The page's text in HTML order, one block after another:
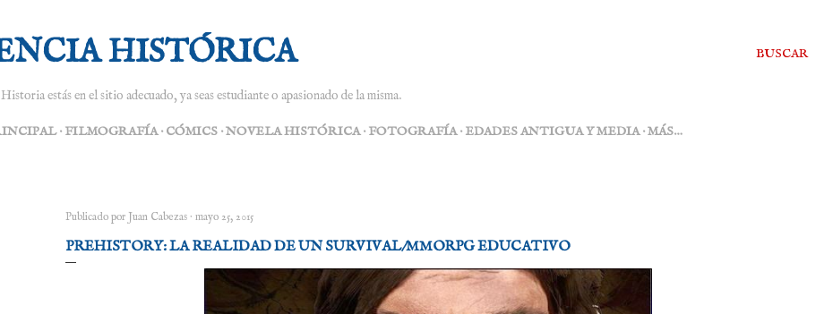
BUSCAR
HISTÓRICA
estás en el sitio adecuado, ya seas estudiante o apasionado de la misma.
FILMOGRAFÍA CÓMICS NOVELA HISTÓRICA FOTOGRAFÍA EDADES ANTIGUA Y MEDIA MÁS…
Publicado por Juan Cabezas mayo 25, 2015
PREHISTORY: LA REALIDAD DE UN SURVIVAL/MMORPG EDUCATIVO